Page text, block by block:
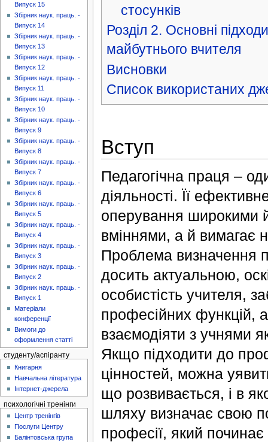
стосунків
Розділ 2. Основні
майбутнього вчителя
Висновки
Список використаних
Вступ
Педагогічна праця –
діяльності. Її
оперування широкими
вміннями, а й вимагає
Проблема визначення
досить актуальною,
особистість учителя,
професійних функцій,
взаємодіяти з учнями
Якщо підходити до
цінностей, можна
що розвивається, і в
шляху визначає свою
професії, який
Випуск 15
Збірник наук. праць. -
Випуск 14
Збірник наук. праць. -
Випуск 13
Збірник наук. праць. -
Випуск 12
Збірник наук. праць. -
Випуск 11
Збірник наук. праць. -
Випуск 10
Збірник наук. праць. -
Випуск 9
Збірник наук. праць. -
Випуск 8
Збірник наук. праць. -
Випуск 7
Збірник наук. праць. -
Випуск 6
Збірник наук. праць. -
Випуск 5
Збірник наук. праць. -
Випуск 4
Збірник наук. праць. -
Випуск 3
Збірник наук. праць. -
Випуск 2
Збірник наук. праць. -
Випуск 1
Матеріали
конференції
Вимоги до
оформлення статті
студенту/аспіранту
Книгарня
Навчальна література
Інтернет-джерела
психологічні тренінги
Центр тренінгів
Послуги Центру
Балінтовська група